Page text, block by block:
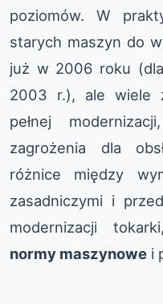
poziomów. W
starych maszyn do
już w 2006 roku
2003 r.), ale wiele
pełnej
zagrożenia dla
różnice między
zasadniczymi i
modernizacji
normy maszynowe i